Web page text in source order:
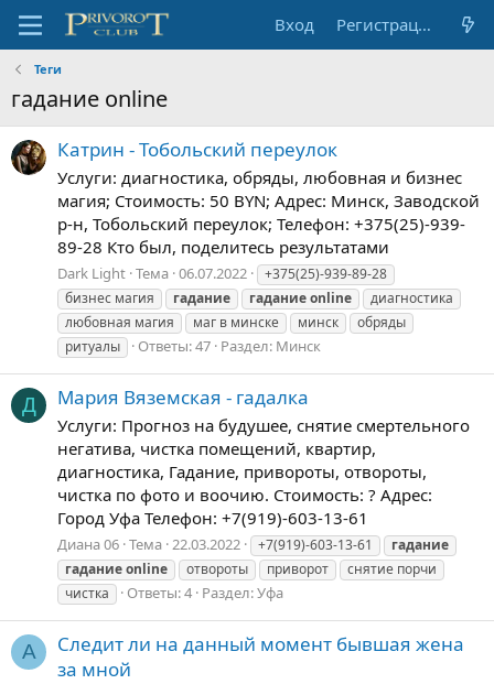
Вход Регистрация
Теги
гадание online
Катрин - Тобольский переулок
Услуги: диагностика, обряды, любовная и бизнес
магия; Стоимость: 50 BYN; Адрес: Минск, Заводской
р-н, Тобольский переулок; Телефон: +375(25)-939-
89-28 Кто был, поделитесь результатами
Dark Light Тема 06.07.2022
+375(25)-939-89-28
бизнес магия
гадание гаданиеonline
диагностика
любовная магия
маг в минске минск
обряды
ритуалы
Ответы: 47 Раздел: Минск
Д Мария Вяземская - гадалка
Услуги: Прогноз на будушее, снятие смертельного
негатива, чистка помещений, квартир,
диагностика, Гадание, привороты, отвороты,
чистка по фото и воочию. Стоимость: ? Адрес:
Город Уфа Телефон: +7(919)-603-13-61
Диана 06 Тема 22.03.2022 +7(919)-603-13-61
гадание
гаданиеonline отвороты приворот
снятие порчи
чистка
Ответы: 4 Раздел:Уфа
A
Следит ли на данный момент бывшая жена
за мной